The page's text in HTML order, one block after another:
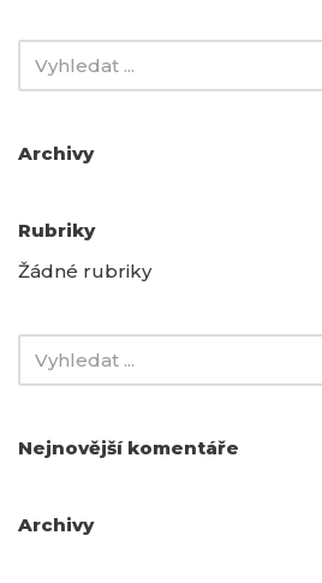
Archivy
Rubriky
Žádné rubriky
Nejnovější komentáře
Archivy